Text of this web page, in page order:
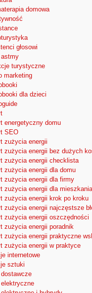
domowa
głosowi
turystyczne
marketing
dla dzieci
energetyczny domu
SEO
zużycia energii
zużycia energii bez dużych
zużycia energii checklista
zużycia energii dla domu
zużycia energii dla firmy
zużycia energii dla mieszkania
zużycia energii krok po kroku
zużycia energii najczęstsze
zużycia energii oszczędności
zużycia energii poradnik
zużycia energii praktyczne
zużycia energii w praktyce
internetowe
sztuki